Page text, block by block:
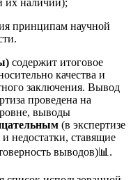
их наличии);
принципам научной
содержит итоговое
качества и
заключения. Вывод
проведена на
выводы
(в экспертизе
недостатки, ставящие
выводов)📊.